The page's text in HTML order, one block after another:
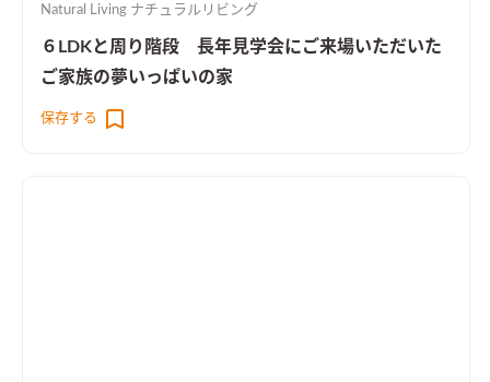
Natural Living ナチュラルリビング
６LDKと周り階段 長年見学会にご来場いただいた
ご家族の夢いっぱいの家
保存する